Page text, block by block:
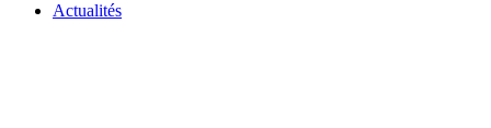
Actualités